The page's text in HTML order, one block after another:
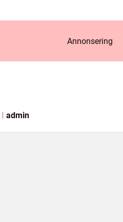
Annonsering
admin